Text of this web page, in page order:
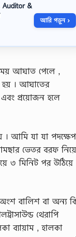
Auditor &
আরি পড়ুন ›
আঘাত পেলে ,
হয় । আঘাতের
প্রয়ােজন হলে
। আমি যা যা পদক্ষেপ
ভেতর বরফ নিয়ে
৩ মিনিট পর উঠিয়ে
অংশ বালিশ বা অন্য
থেরাপি
ব্যায়াম , হালকা